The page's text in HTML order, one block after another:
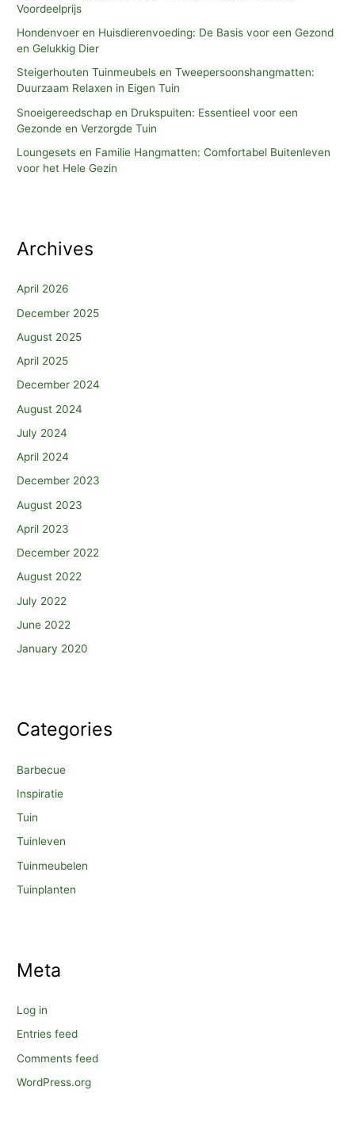
Voordeelprijs
Hondenvoer en Huisdierenvoeding: De Basis voor een Gezond
en Gelukkig Dier
Steigerhouten Tuinmeubels en Tweepersoonshangmatten:
Duurzaam Relaxen in Eigen Tuin
Snoeigereedschap en Drukspuiten: Essentieel voor een
Gezonde en Verzorgde Tuin
Loungesets en Familie Hangmatten: Comfortabel Buitenleven
voor het Hele Gezin
Archives
April 2026
December 2025
August 2025
April 2025
December 2024
August 2024
July 2024
April 2024
December 2023
August 2023
April 2023
December 2022
August 2022
July 2022
June 2022
January 2020
Categories
Barbecue
Inspiratie
Tuin
Tuinleven
Tuinmeubelen
Tuinplanten
Meta
Log in
Entries feed
Comments feed
WordPress.org